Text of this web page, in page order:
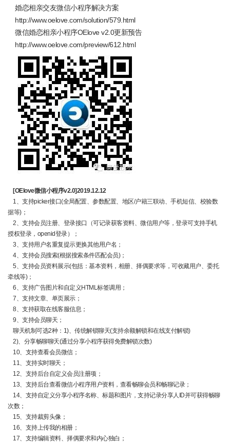
婚恋相亲交友微信小程序解决方案
http://www.oelove.com/solution/579.html
微信婚恋相亲小程序OElove v2.0更新预告
http://www.oelove.com/preview/612.html
[OElove微信小程序v2.0]2019.12.12
1、支持picker接口(全局配置、参数配置、地区/户籍三联动、手机短信、校验数
据等)；
2、支持会员注册、登录接口（可记录获客资料、微信用户等，登录可支持手机
授权登录，openid登录）；
3、支持用户名重复提示更换其他用户名；
4、支持会员搜索(根据搜索条件匹配会员)；
5、支持会员资料展示(包括：基本资料，相册、择偶要求等，可收藏用户、委托
牵线等)；
6、支持广告图片和自定义HTML标签调用；
7、支持文章、单页展示；
8、支持获取在线客服信息；
9、支持会员聊天；
聊天机制可选2种：1)、传统解锁聊天(支持余额解锁和在线支付解锁)
2)、分享畅聊聊天(通过分享小程序获得免费解锁次数)
10、支持查看会员微信；
11、支持实时聊天；
12、支持后台自定义会员注册项；
13、支持后台查看微信小程序用户资料，查看畅聊会员和畅聊记录；
14、支持自定义分享小程序名称、标题和图片，支持记录分享人ID并可获得畅聊
次数；
15、支持裁剪头像；
16、支持上传我的相册；
17、支持编辑资料、择偶要求和内心独白；